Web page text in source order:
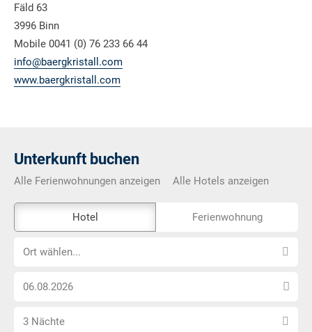
Fäld 63
3996 Binn
Mobile 0041 (0) 76 233 66 44
info@baergkristall.com
www.baergkristall.com
Unterkunft buchen
Alle Ferienwohnungen anzeigen Alle Hotels anzeigen
Externe-
Buchungstool
nicht
Hotel Ferienwohnung
OrtOrt wählen...
Anreise
wählen
Anzahl
3 Nächte